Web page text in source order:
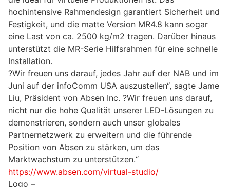
hochintensive Rahmendesign garantiert Sicherheit und
Festigkeit, und die matte Version MR4.8 kann sogar
eine Last von ca. 2500 kg/m2 tragen. Darüber hinaus
unterstützt die MR-Serie Hilfsrahmen für eine schnelle
Installation.
?Wir freuen uns darauf, jedes Jahr auf der NAB und im
Juni auf der infoComm USA auszustellen“, sagte Jame
Liu, Präsident von Absen Inc. ?Wir freuen uns darauf,
nicht nur die hohe Qualität unserer LED-Lösungen zu
demonstrieren, sondern auch unser globales
Partnernetzwerk zu erweitern und die führende
Position von Absen zu stärken, um das
Marktwachstum zu unterstützen.“
https://www.absen.com/virtual-studio/
Logo –